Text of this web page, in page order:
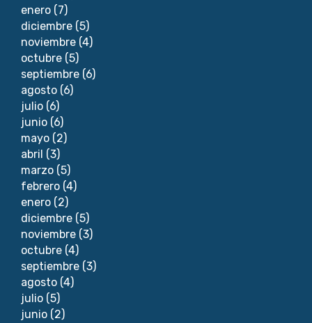
enero (7)
diciembre (5)
noviembre (4)
octubre (5)
septiembre (6)
agosto (6)
julio (6)
junio (6)
mayo (2)
abril (3)
marzo (5)
febrero (4)
enero (2)
diciembre (5)
noviembre (3)
octubre (4)
septiembre (3)
agosto (4)
julio (5)
junio (2)